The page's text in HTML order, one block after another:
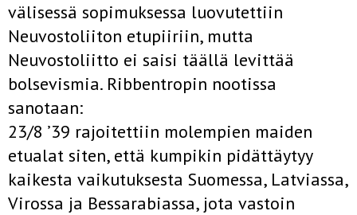
välisessä sopimuksessa luovutettiin
Neuvostoliiton etupiiriin, mutta
Neuvostoliitto ei saisi täällä levittää
bolsevismia. Ribbentropin nootissa
sanotaan:
23/8 ’39 rajoitettiin molempien maiden
etualat siten, että kumpikin pidättäytyy
kaikesta vaikutuksesta Suomessa, Latviassa,
Virossa ja Bessarabiassa, jota vastoin